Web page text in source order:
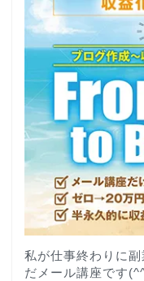
私が仕事終わりに
だメール講座です